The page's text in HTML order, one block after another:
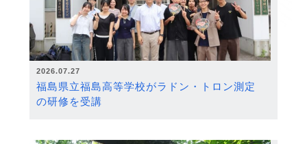
2026.07.27
福島県立福島高等学校がラドン・トロン測定
の研修を受講